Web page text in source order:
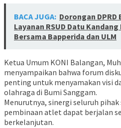
BACA JUGA: Dorongan
Layanan RSUD Datu
Bersama Bapperida dan ULM
Ketua Umum KONI Balangan,
menyampaikan bahwa forum
penting untuk menyamakan visi
olahraga di Bumi Sanggam.
Menurutnya, sinergi seluruh
pembinaan atlet dapat berjalan
berkelanjutan.